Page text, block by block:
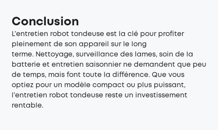
Conclusion
L’entretien robot tondeuse est la clé pour profiter
pleinement de son appareil sur le long
terme. Nettoyage, surveillance des lames, soin de la
batterie et entretien saisonnier ne demandent que peu
de temps, mais font toute la différence. Que vous
optiez pour un modèle compact ou plus puissant,
l’entretien robot tondeuse reste un investissement
rentable.